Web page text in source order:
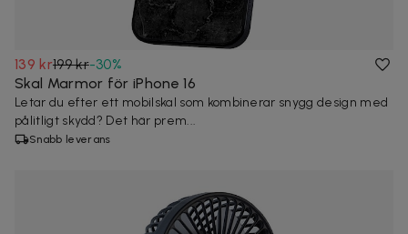
139 kr199 kr-30%
Skal Marmor för iPhone 16
Letar du efter ett mobilskal som kombinerar snygg design med
pålitligt skydd? Det här prem...
Snabb leverans